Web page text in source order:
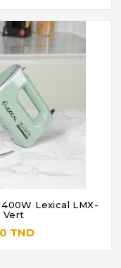

Lexical LMX-
Vert
TND